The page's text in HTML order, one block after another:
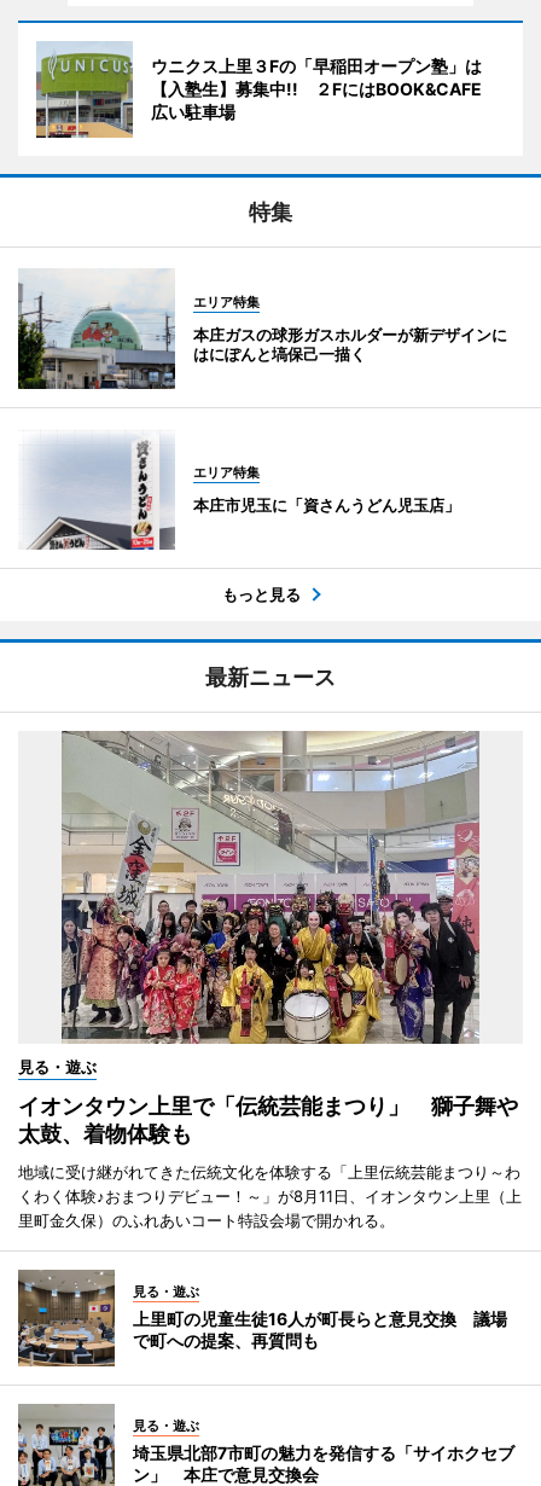
ウニクス上里３Fの「早稲田オープン塾」は
【入塾生】募集中!! ２FにはBOOK&CAFE
広い駐車場
特集
エリア特集
本庄ガスの球形ガスホルダーが新デザインに
はにぽんと塙保己一描く
エリア特集
本庄市児玉に「資さんうどん児玉店」
もっと見る
最新ニュース
見る・遊ぶ
イオンタウン上里で「伝統芸能まつり」 獅子舞や
太鼓、着物体験も
地域に受け継がれてきた伝統文化を体験する「上里伝統芸能まつり～わ
くわく体験♪おまつりデビュー！～」が8月11日、イオンタウン上里（上
里町金久保）のふれあいコート特設会場で開かれる。
見る・遊ぶ
上里町の児童生徒16人が町長らと意見交換 議場
で町への提案、再質問も
見る・遊ぶ
埼玉県北部7市町の魅力を発信する「サイホクセブ
ン」 本庄で意見交換会